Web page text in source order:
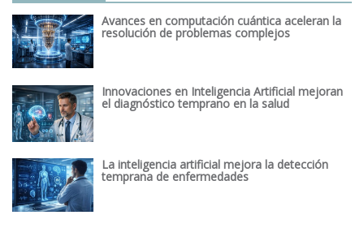
Avances en computación cuántica aceleran la
resolución de problemas complejos
Innovaciones en Inteligencia Artificial mejoran
el diagnóstico temprano en la salud
La inteligencia artificial mejora la detección
temprana de enfermedades